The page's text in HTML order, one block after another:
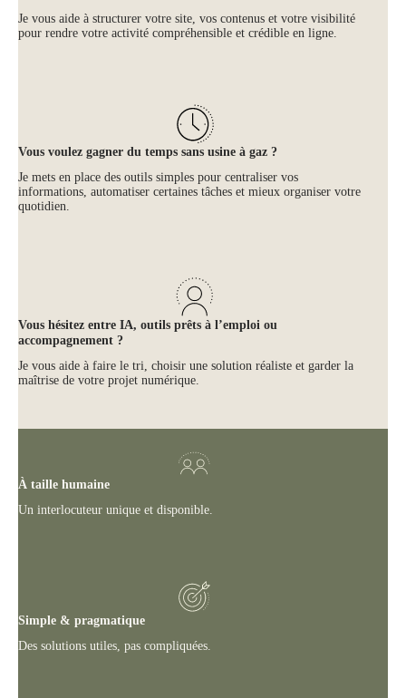
Je vous aide à structurer votre site, vos contenus et votre visibilité
pour rendre votre activité compréhensible et crédible en ligne.
Vous voulez gagner du temps sans usine à gaz ?
Je mets en place des outils simples pour centraliser vos
informations, automatiser certaines tâches et mieux organiser votre
quotidien.
Vous hésitez entre IA, outils prêts à l’emploi ou
accompagnement ?
Je vous aide à faire le tri, choisir une solution réaliste et garder la
maîtrise de votre projet numérique.
À taille humaine
Un interlocuteur unique et disponible.
Simple & pragmatique
Des solutions utiles, pas compliquées.